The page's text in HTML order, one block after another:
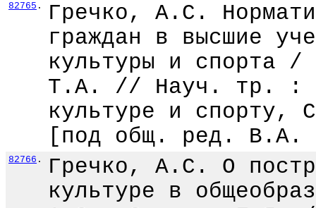
82765 .
Гречко, А.С.
граждан в высшие
культуры и спорта
Т.А. // Науч. тр. :
культуре и
[под общ. ред.
82766 .
Гречко, А.С. О
культуре в